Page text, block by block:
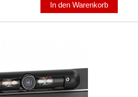
In den Warenkorb